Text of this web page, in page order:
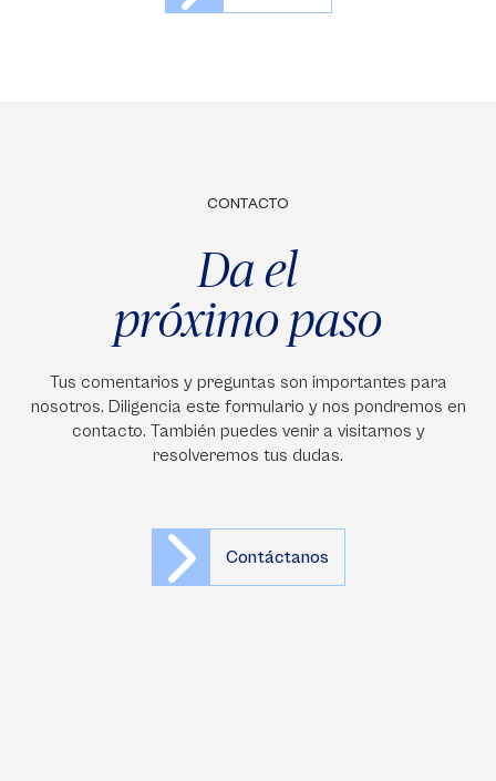
CONTACTO
Da el
próximo paso
Tus comentarios y preguntas son importantes para
nosotros. Diligencia este formulario y nos pondremos en
contacto. También puedes venir a visitarnos y
resolveremos tus dudas.
Contáctanos